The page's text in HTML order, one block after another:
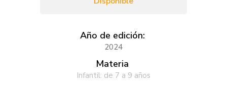
Año de edición:
2024
Materia
Infantil: de 7 a 9 años